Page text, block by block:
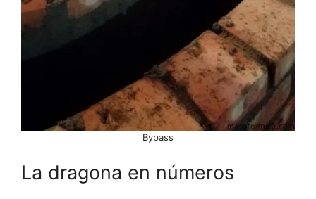
Bypass
La dragona en números